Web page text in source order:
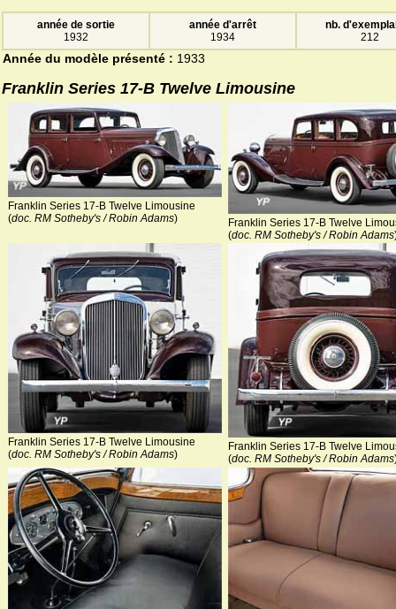
année de sortie
1932
année d'arrêt
1934
nb.
212
Année du modèle présenté : 1933
Franklin Series 17-B Twelve Limousine
Franklin Series 17-B Twelve Limousine
(doc. RM Sotheby's / Robin Adams)
Franklin Series 17-B Twelve
(doc. RM Sotheby's / Robin Adams
Franklin Series 17-B Twelve Limousine
(doc. RM Sotheby's / Robin Adams)
Franklin Series 17-B Twelve
(doc. RM Sotheby's / Robin Adams